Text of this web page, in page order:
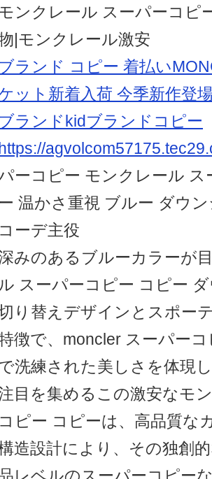
ンクレール スーパーコピ
|モンクレール激安
ブランド コピー 着払い
ット新着入荷 今季新作登
ブランドkidブランドコピー
https://
ーコピー モンクレール ス
ー 温かさ重視 ブルー ダウ
コーデ主役
みのあるブルーカラーが
スーパーコピー コピー
り替えデザインとスポー
徴で、moncler スーパー
洗練された美しさを体現
目を集めるこの激安なモ
コピー コピーは、高品質な
造設計により、その独創